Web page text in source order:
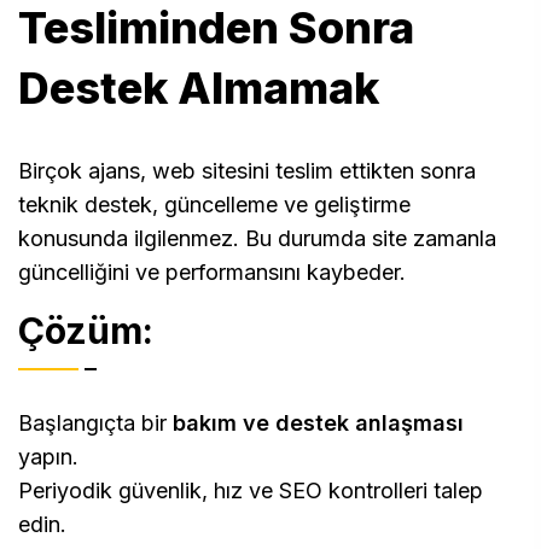
Tesliminden Sonra
Destek Almamak
Birçok ajans, web sitesini teslim ettikten sonra
teknik destek, güncelleme ve geliştirme
konusunda ilgilenmez. Bu durumda site zamanla
güncelliğini ve performansını kaybeder.
Çözüm:
Başlangıçta bir bakım ve destek anlaşması
yapın.
Periyodik güvenlik, hız ve SEO kontrolleri talep
edin.